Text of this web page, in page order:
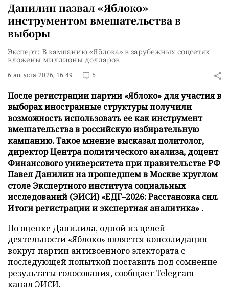
Данилин назвал «Яблоко»
инструментом вмешательства в
выборы
Эксперт: В кампанию «Яблока» в зарубежных соцсетях
вложены миллионы долларов
6 августа 2026, 16:49 5
После регистрации партии «Яблоко» для участия в
выборах иностранные структуры получили
возможность использовать ее как инструмент
вмешательства в российскую избирательную
кампанию. Такое мнение высказал политолог,
директор Центра политического анализа, доцент
Финансового университета при правительстве РФ
Павел Данилин на прошедшем в Москве круглом
столе Экспертного института социальных
исследований (ЭИСИ) «ЕДГ–2026: Расстановка сил.
Итоги регистрации и экспертная аналитика» .
По оценке Данилила, одной из целей
деятельности «Яблоко» является консолидация
вокруг партии антивоенного электората с
последующей попыткой поставить под сомнение
результаты голосования, сообщаетTelegram-
канал ЭИСИ.